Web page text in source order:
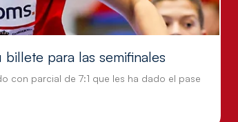
para las semifinales
con parcial de 7:1 que les ha dado el pase